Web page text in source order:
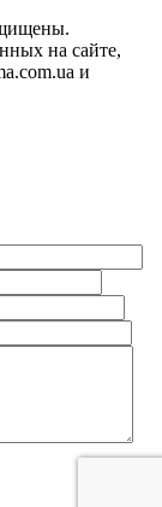
на сайте,
и